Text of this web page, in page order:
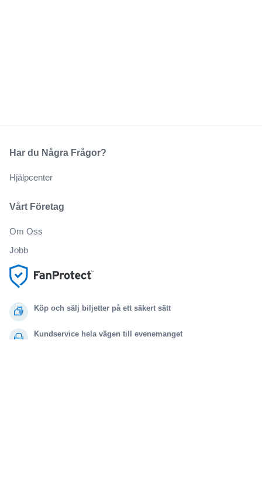
Köp och sälj biljetter på ett säkert sätt
Kundservice hela vägen till evenemanget
Vårt Företag
Om Oss
Jobb
Har du Några Frågor?
Hjälpcenter